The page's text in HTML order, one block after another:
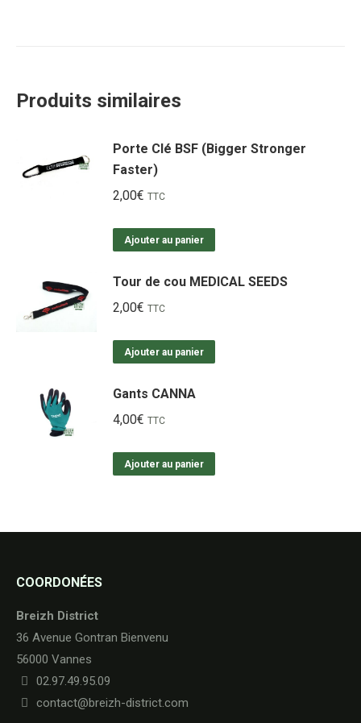
Produits similaires
Porte Clé BSF (Bigger Stronger
Faster)
2,00€ TTC
Ajouter au panier
Tour de cou MEDICAL SEEDS
2,00€ TTC
Ajouter au panier
Gants CANNA
4,00€ TTC
Ajouter au panier
COORDONÉES
Breizh District
36 Avenue Gontran Bienvenu
56000 Vannes
02.97.49.95.09
contact@breizh-district.com